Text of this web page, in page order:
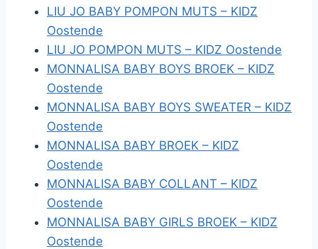
LIU JO BABY POMPON MUTS – KIDZ
Oostende
LIU JO POMPON MUTS – KIDZ Oostende
MONNALISA BABY BOYS BROEK – KIDZ
Oostende
MONNALISA BABY BOYS SWEATER – KIDZ
Oostende
MONNALISA BABY BROEK – KIDZ
Oostende
MONNALISA BABY COLLANT – KIDZ
Oostende
MONNALISA BABY GIRLS BROEK – KIDZ
Oostende